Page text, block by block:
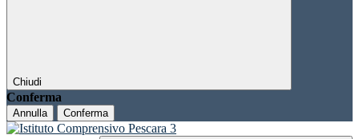
Chiudi
Conferma
Annulla Conferma